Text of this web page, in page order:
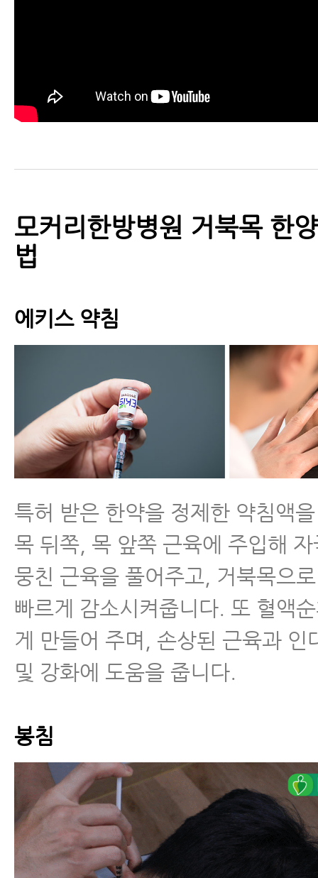
모커리한방병원 거북목 한
법
에키스 약침
특허 받은 한약을 정제한 약침액
목 뒤쪽, 목 앞쪽 근육에 주입해
뭉친 근육을 풀어주고, 거북목으
빠르게 감소시켜줍니다. 또 혈액
게 만들어 주며, 손상된 근육과 인
및 강화에 도움을 줍니다.
봉침